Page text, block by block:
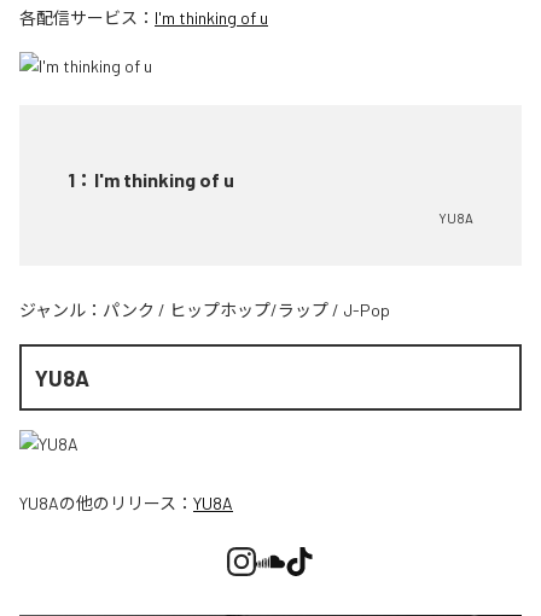
各配信サービス： I'm thinking of u
1 ： I'm thinking of u
YU8A
ジャンル： パンク / ヒップホップ/ラップ / J-Pop
YU8A
YU8Aの他のリリース： YU8A